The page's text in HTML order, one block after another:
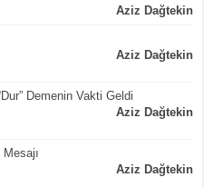
Aziz Dağtekin
Aziz Dağtekin
Demenin Vakti Geldi
Aziz Dağtekin
Aziz Dağtekin